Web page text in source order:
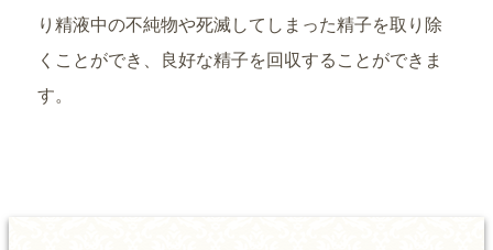
り精液中の不純物や死滅してしまった精子を取り除
くことができ、良好な精子を回収することができま
す。